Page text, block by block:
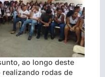
ao longo deste
realizando rodas de